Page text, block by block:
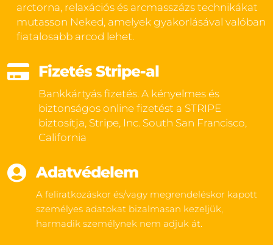
arctorna, relaxációs és arcmasszázs technikákat
mutasson Neked, amelyek gyakorlásával valóban
fiatalosabb arcod lehet.
 Fizetés Stripe-al
Bankkártyás fizetés. A kényelmes és
biztonságos online fizetést a STRIPE
biztosítja, Stripe, Inc. South San Francisco,
California
 Adatvédelem
A feliratkozáskor és/vagy megrendeléskor kapott
személyes adatokat bizalmasan kezeljük,
harmadik személynek nem adjuk át.